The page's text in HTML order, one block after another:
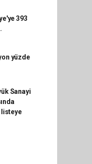
393
yüzde
Sanayi
listeye